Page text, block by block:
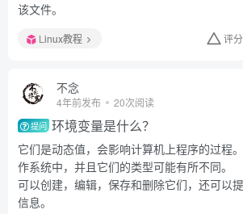
该文件。
Linux教程 评分
不念
4年前发布 20次阅读
提问 环境变量是什么？
它们是动态值，会影响计算机上程序的过程
作系统中，并且它们的类型可能有所不同。
可以创建，编辑，保存和删除它们，还可以
信息。